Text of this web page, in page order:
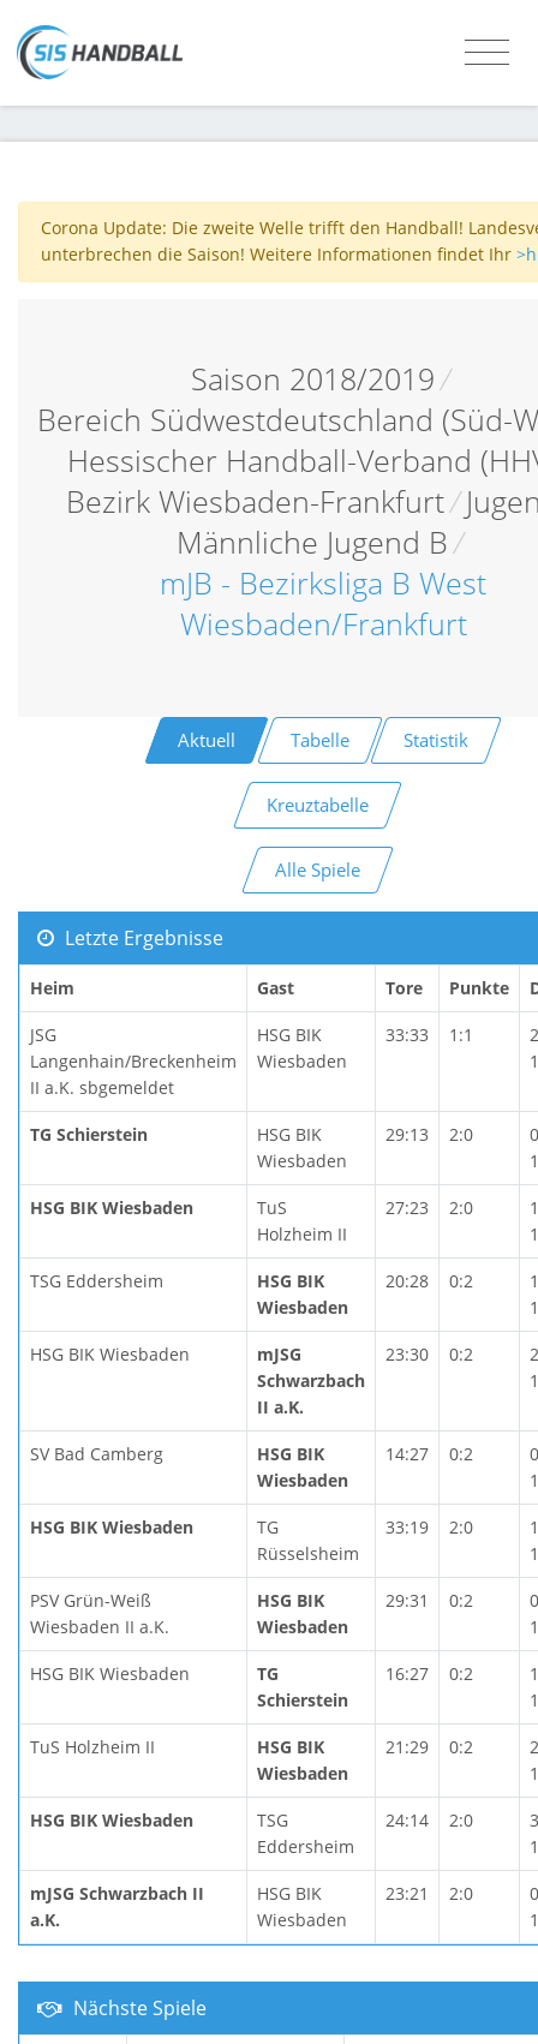
Corona Update: Die zweite Welle trifft den Handball!
unterbrechen die Saison! Weitere Informationen findet Ihr
Saison 2018/2019/
Bereich Südwestdeutschland (Süd-
Hessischer Handball-Verband
Bezirk Wiesbaden-Frankfurt/
Männliche Jugend B/
mJB - Bezirksliga B West
Wiesbaden/Frankfurt
Aktuell Tabelle Statistik
Kreuztabelle
Alle Spiele
Letzte Ergebnisse
Heim Gast Tore Punkte
JSG
Langenhain/Breckenheim
II a.K. sbgemeldet
HSG BIK
Wiesbaden
33:33 1:1
TG Schierstein
HSG BIK
Wiesbaden
29:13 2:0
HSG BIK Wiesbaden
TuS
Holzheim II
27:23 2:0
TSG Eddersheim
HSG BIK
Wiesbaden
20:28 0:2
HSG BIK Wiesbaden
mJSG
Schwarzbach
II a.K.
23:30 0:2
SV Bad Camberg
HSG BIK
Wiesbaden
14:27 0:2
HSG BIK Wiesbaden
TG
Rüsselsheim
33:19 2:0
PSV Grün-Weiß
Wiesbaden II a.K.
HSG BIK
Wiesbaden
29:31 0:2
HSG BIK Wiesbaden
TG
Schierstein
16:27 0:2
TuS Holzheim II
HSG BIK
Wiesbaden
21:29 0:2
HSG BIK Wiesbaden
TSG
Eddersheim
24:14 2:0
mJSG Schwarzbach II
a.K.
HSG BIK
Wiesbaden
23:21 2:0
Nächste Spiele